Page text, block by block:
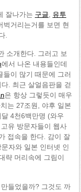
잘나가는 구글
유투
벅거리는거를 보면 현
.
소개한다. 그러고 보
에서 나온 내용들인데
이 많기 때문에 그러
. 최근 살얼음판을 걷
은 항상 그렇듯이 매우
는 27조원, 야후 일본
4천6백만명 (와우
유 방문자들이 웹사
접속을 한다. 감이 잘
자와 일본 인터넷 인
략 머리속에 그림이
들었을까? 그것도 까